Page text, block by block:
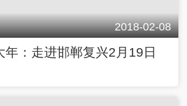
2018-02-08
年：走进邯郸复兴2月19日